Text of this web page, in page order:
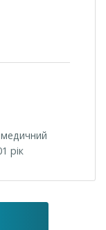
медичний
рік